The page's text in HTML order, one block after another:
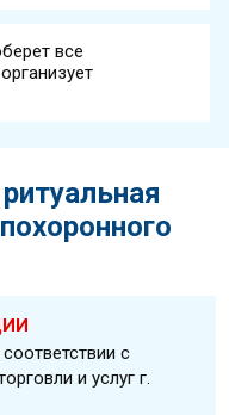
все
с
и услуг г.